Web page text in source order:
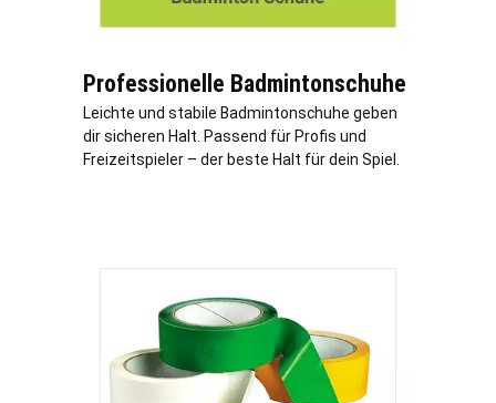
Professionelle Badmintonschuhe
Leichte und stabile Badmintonschuhe geben
dir sicheren Halt. Passend für Profis und
Freizeitspieler – der beste Halt für dein Spiel.